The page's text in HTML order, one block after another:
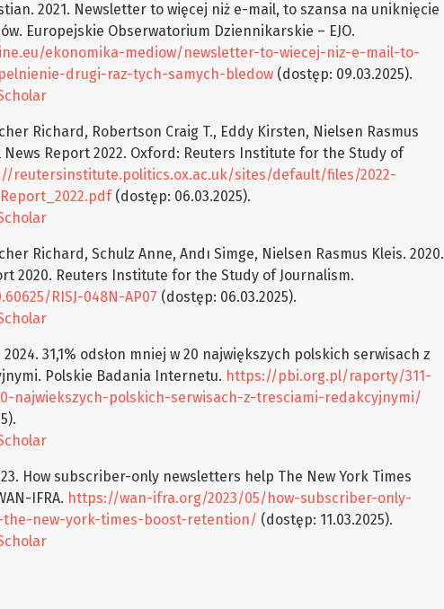
2021. Newsletter to więcej niż e-mail, to szansa na uniknięcie
Europejskie Obserwatorium Dziennikarskie – EJO.
ekonomika-mediow/newsletter-to-wiecej-niz-e-mail-to-
drugi-raz-tych-samych-bledow (dostęp: 09.03.2025).
Richard, Robertson Craig T., Eddy Kirsten, Nielsen Rasmus
News Report 2022. Oxford: Reuters Institute for the Study of
reutersinstitute.politics.ox.ac.uk/sites/default/files/2022-
(dostęp: 06.03.2025).
Richard, Schulz Anne, Andı Simge, Nielsen Rasmus Kleis. 2020.
2020. Reuters Institute for the Study of Journalism.
RISJ-048N-AP07 (dostęp: 06.03.2025).
31,1% odsłon mniej w 20 największych polskich serwisach z
Polskie Badania Internetu. https://pbi.org.pl/raporty/311-
najwiekszych-polskich-serwisach-z-tresciami-redakcyjnymi/
How subscriber-only newsletters help The New York Times
IFRA. https://wan-ifra.org/2023/05/how-subscriber-only-
the-new-york-times-boost-retention/ (dostęp: 11.03.2025).